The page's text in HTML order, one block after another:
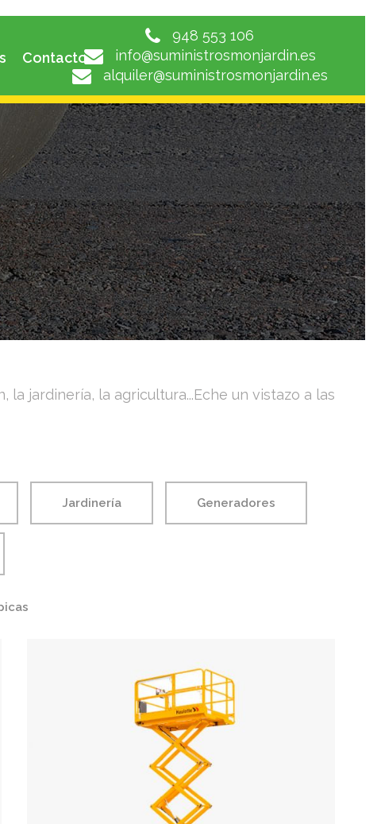
Contacto
948 553 106
info@suministrosmonjardin.es
alquiler@suministrosmonjardin.es
jardinería, la agricultura...Eche un vistazo a las
Jardinería Generadores